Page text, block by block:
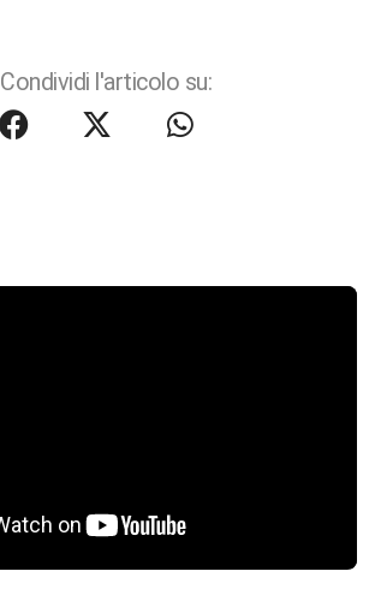
Condividi l'articolo su: